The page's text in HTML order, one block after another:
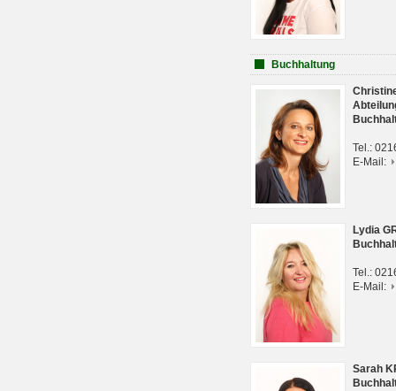
Buchhaltung
Tel.:
E-Mail:
Lydia
Tel.:
E-Mail:
Sarah